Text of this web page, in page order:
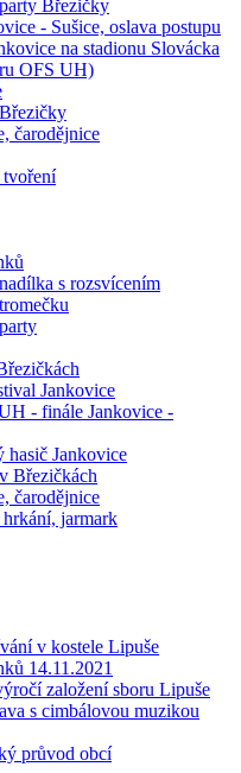
Březičky
- Sušice, oslava postupu
na stadionu Slovácka
OFS UH)
čarodějnice
s rozsvícením
Jankovice
- finále Jankovice -
hasič Jankovice
Březičkách
čarodějnice
jarmark
v kostele Lipuše
14.11.2021
založení sboru Lipuše
s cimbálovou muzikou
průvod obcí